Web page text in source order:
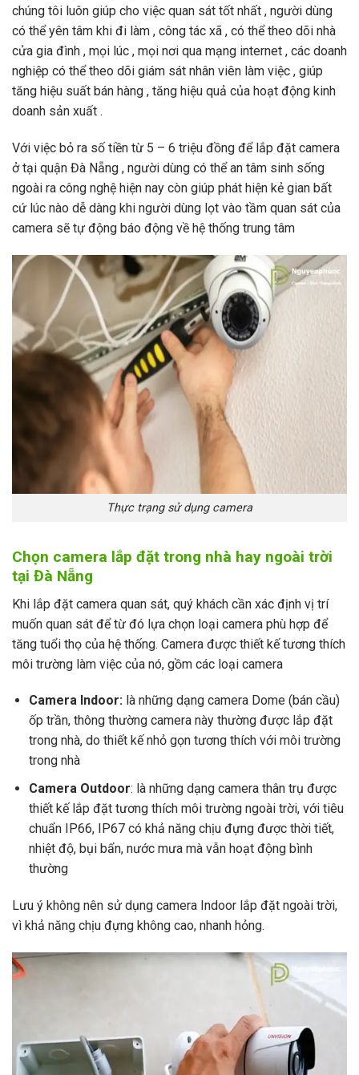
chúng tôi luôn giúp cho việc quan sát tốt nhất , người dùng
có thể yên tâm khi đi làm , công tác xã , có thể theo dõi nhà
cửa gia đình , mọi lúc , mọi nơi qua mạng internet , các doanh
nghiệp có thể theo dõi giám sát nhân viên làm việc , giúp
tăng hiệu suất bán hàng , tăng hiệu quả của hoạt động kinh
doanh sản xuất .
Với việc bỏ ra số tiền từ 5 – 6 triệu đồng để lắp đặt camera
ở tại quận Đà Nẵng , người dùng có thể an tâm sinh sống
ngoài ra công nghệ hiện nay còn giúp phát hiện kẻ gian bất
cứ lúc nào dễ dàng khi người dùng lọt vào tầm quan sát của
camera sẽ tự động báo động về hệ thống trung tâm
Thực trạng sử dụng camera
Chọn camera lắp đặt trong nhà hay ngoài trời
tại Đà Nẵng
Khi lắp đặt camera quan sát, quý khách cần xác định vị trí
muốn quan sát để từ đó lựa chọn loại camera phù hợp để
tăng tuổi thọ của hệ thống. Camera được thiết kế tương thích
môi trường làm việc của nó, gồm các loại camera
Camera Indoor:là những dạng camera Dome (bán cầu)
ốp trần, thông thường camera này thường được lắp đặt
trong nhà, do thiết kế nhỏ gọn tương thích với môi trường
trong nhà
Camera Outdoor: là những dạng camera thân trụ được
thiết kế lắp đặt tương thích môi trường ngoài trời, với tiêu
chuẩn IP66, IP67 có khả năng chịu đựng được thời tiết,
nhiệt độ, bụi bẩn, nước mưa mà vẫn hoạt động bình
thường
Lưu ý không nên sử dụng camera Indoor lắp đặt ngoài trời,
vì khả năng chịu đựng không cao, nhanh hỏng.